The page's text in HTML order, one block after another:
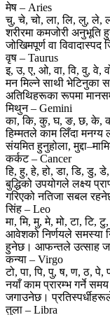
मेष – Aries
चु, चे, चो, ला, लि, लु, ले,
शरीरमा कमजोरी अनुभूति
जोखिमपूर्ण वा विवादास्पद
वृष – Taurus
इ, उ, ए, ओ, वा, वि, वु, वे,
मन मिल्ने साथी भेटिनुका
अतिथिहरूका रूपमा
मिथुन – Gemini
का, कि, कु, घ, ङ, छ, के,
हिम्मतले काम लिँदा
संयमित हुनुहोला,
कर्कट – Cancer
हि, हु, हे, हो, डा, डि, डु,
बुद्धिको उपयोगले लक्ष्य
गरिएको नतिजा सबल
सिंह – Leo
मा, मि, मु, मे, मो, टा, टि,
आवेशको निर्णयले समस्या
हुनेछ। आफन्तले उत्साह
कन्या – Virgo
टो, पा, पि, पु, ष, ण, ठ, पे,
नयाँ काम प्रारम्भ गर्ने
जगाउनेछ।
तुला – Libra